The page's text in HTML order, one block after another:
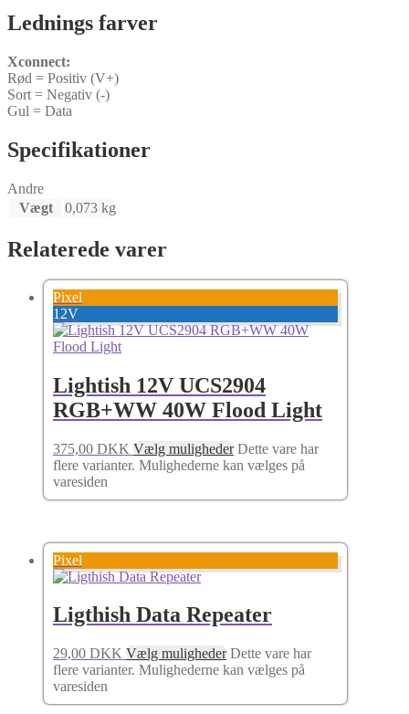
Lednings farver
Xconnect:
Rød = Positiv (V+)
Sort = Negativ (-)
Gul = Data
Specifikationer
Andre
Vægt
0,073 kg
Relaterede varer
Pixel
12V
Lightish 12V UCS2904
RGB+WW 40W Flood Light
375,00 DKK Vælg muligheder Dette vare har
flere varianter. Mulighederne kan vælges på
varesiden
Pixel
Ligthish Data Repeater
29,00 DKK Vælg muligheder Dette vare har
flere varianter. Mulighederne kan vælges på
varesiden